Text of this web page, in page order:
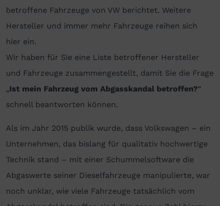
betroffene Fahrzeuge von VW berichtet. Weitere
Hersteller und immer mehr Fahrzeuge reihen sich
hier ein.
Wir haben für Sie eine Liste betroffener Hersteller
und Fahrzeuge zusammengestellt, damit Sie die Frage
„Ist mein Fahrzeug vom Abgasskandal betroffen?“
schnell beantworten können.
Als im Jahr 2015 publik wurde, dass Volkswagen – ein
Unternehmen, das bislang für qualitativ hochwertige
Technik stand – mit einer Schummelsoftware die
Abgaswerte seiner Dieselfahrzeuge manipulierte, war
noch unklar, wie viele Fahrzeuge tatsächlich vom